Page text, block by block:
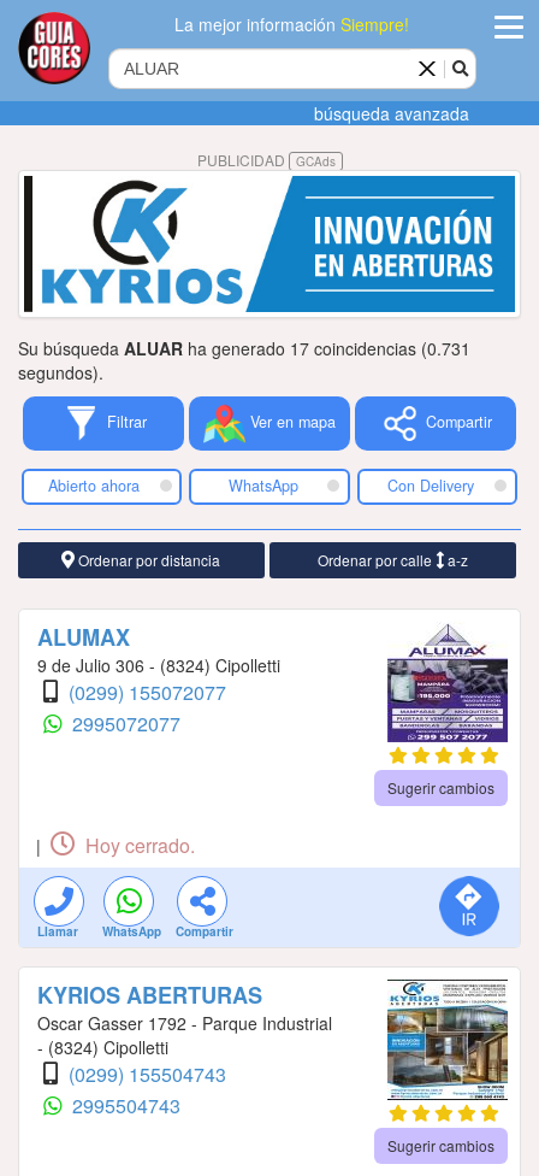
La mejor informaciónSiempre!
Agregar
empresa
Actualizar
datos
Publicidad
Tiendacores
Contactenos
búsqueda avanzada
PUBLICIDAD GCAds
Su búsqueda ALUAR ha generado 17 coincidencias (0.731
segundos).
Filtrar Ver en mapa Compartir
Abierto ahora WhatsApp Con Delivery
Ordenar por distancia Ordenar por calle a-z
ALUMAX
9 de Julio 306 - (8324) Cipolletti
(0299) 155072077
2995072077
Sugerir cambios
| Hoy cerrado.
Llamar WhatsApp Compartir
KYRIOS ABERTURAS
Oscar Gasser 1792 - Parque Industrial
- (8324) Cipolletti
(0299) 155504743
2995504743
Sugerir cambios